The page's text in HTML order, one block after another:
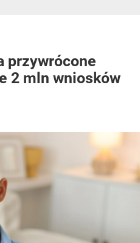
przywrócone
2 mln wniosków